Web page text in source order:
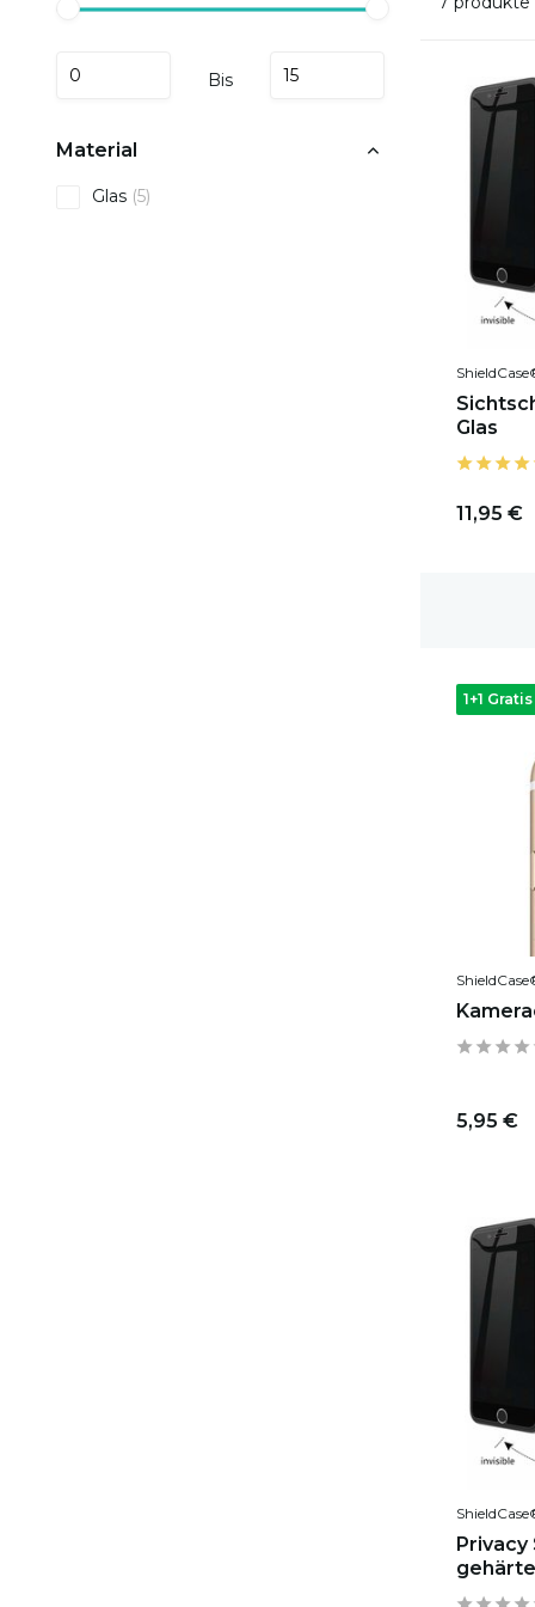
Bis
Material
Glas (5)
Glas
11,95 €
1+1 Gratis
5,95 €